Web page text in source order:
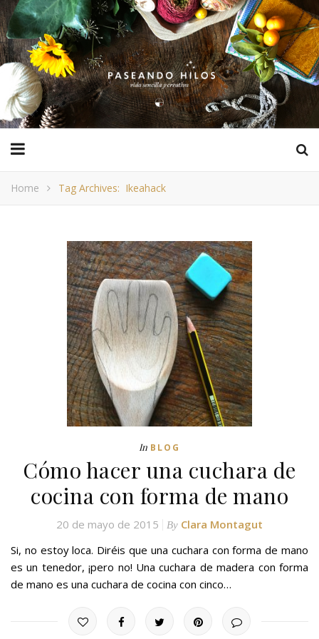
Home Tag Archives: Ikeahack
In BLOG
Cómo hacer una cuchara de
cocina con forma de mano
20 de mayo de 2015 By Clara Montagut
Si, no estoy loca. Diréis que una cuchara con forma de mano
es un tenedor, ¡pero no! Una cuchara de madera con forma
de mano es una cuchara de cocina con cinco…